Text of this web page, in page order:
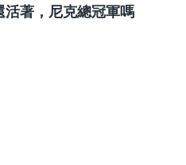
著，尼克總冠軍嗎